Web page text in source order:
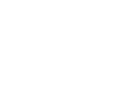
gyógyszerek